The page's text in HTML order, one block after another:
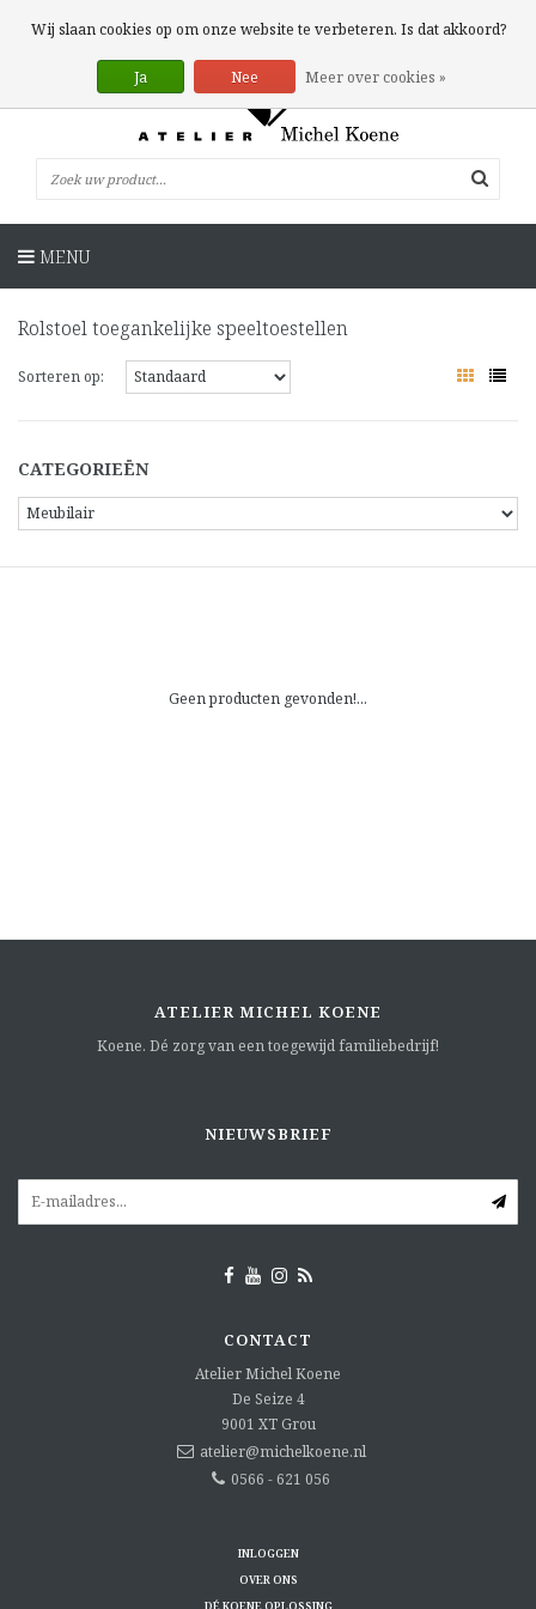
0 Artikelen
MENU
Rolstoel toegankelijke speeltoestellen
Sorteren op:
CATEGORIEËN
Geen producten gevonden!...
ATELIER MICHEL KOENE
Koene. Dé zorg van een toegewijd familiebedrijf!
NIEUWSBRIEF
CONTACT
Atelier Michel Koene
De Seize 4
9001 XT Grou
atelier@michelkoene.nl
0566 - 621 056
INLOGGEN
OVER ONS
DÉ KOENE OPLOSSING
Wij slaan cookies op om onze website te verbeteren. Is dat akkoord?
Ja Nee Meer over cookies »